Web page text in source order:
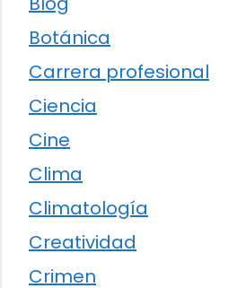
Botánica
Carrera profesional
Ciencia
Cine
Clima
Climatología
Creatividad
Crimen